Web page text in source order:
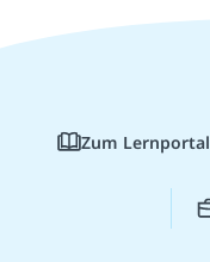
Zum Lernportal